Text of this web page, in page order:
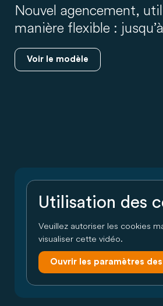
Nouvel agencement,
manière flexible :
Voir le modèle
Utilisation des
Veuillez autoriser les cookies
visualiser cette vidéo.
Ouvrir les paramètres